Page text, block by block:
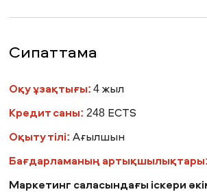
Академиялық өмір
Зерттеу және ғылым
Оқуға қабылдау және
Сипаттама
Оқу ұзақтығы:4 жыл
Кредит саны: 248 ECTS
Оқыту тілі: Ағылшын
Бағдарламаның артықшылықтары:
Маркетинг саласындағы іскери